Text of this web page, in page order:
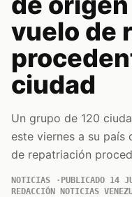
vuelo de
ciudad
Un grupo de 120
este viernes a su país
de repatriación
NOTICIAS PUBLICADO 14
REDACCIÓN NOTICIAS